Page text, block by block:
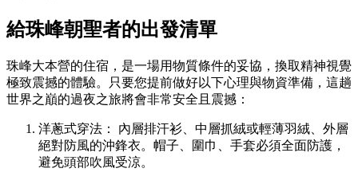
給珠峰朝聖者的出發清單
珠峰大本營的住宿，是一場用物質條件的妥協，換取精神視覺
極致震撼的體驗。只要您提前做好以下心理與物資準備，這趟
世界之巔的過夜之旅將會非常安全且震撼：
洋蔥式穿法： 內層排汗衫、中層抓絨或輕薄羽絨、外層
絕對防風的沖鋒衣。帽子、圍巾、手套必須全面防護，
避免頭部吹風受涼。